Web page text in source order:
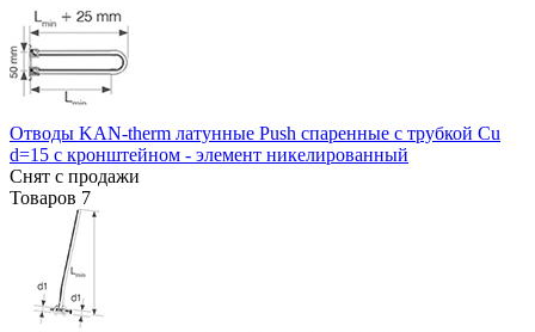
Отводы KAN-therm латунные Push спаренные с трубкой Cu
d=15 с кронштейном - элемент никелированный
Снят с продажи
Товаров 7